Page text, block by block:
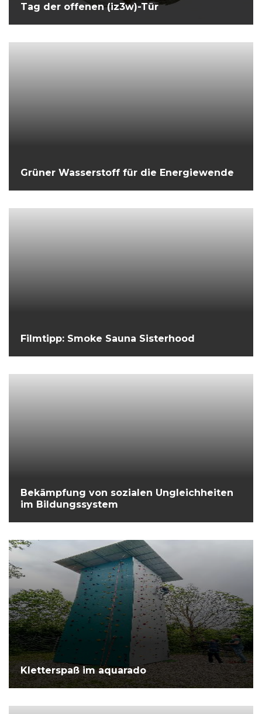
Tag der offenen (iz3w)-Tür
Grüner Wasserstoff für die Energiewende
Filmtipp: Smoke Sauna Sisterhood
Bekämpfung von sozialen Ungleichheiten
im Bildungssystem
Kletterspaß im aquarado